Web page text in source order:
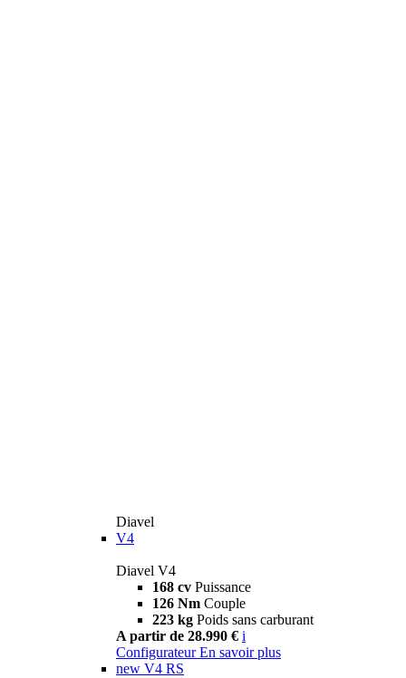
Diavel
V4
Diavel V4
168 cv Puissance
126 Nm Couple
223 kg Poids sans carburant
A partir de 28.990 € i
Configurateur En savoir plus
new V4 RS